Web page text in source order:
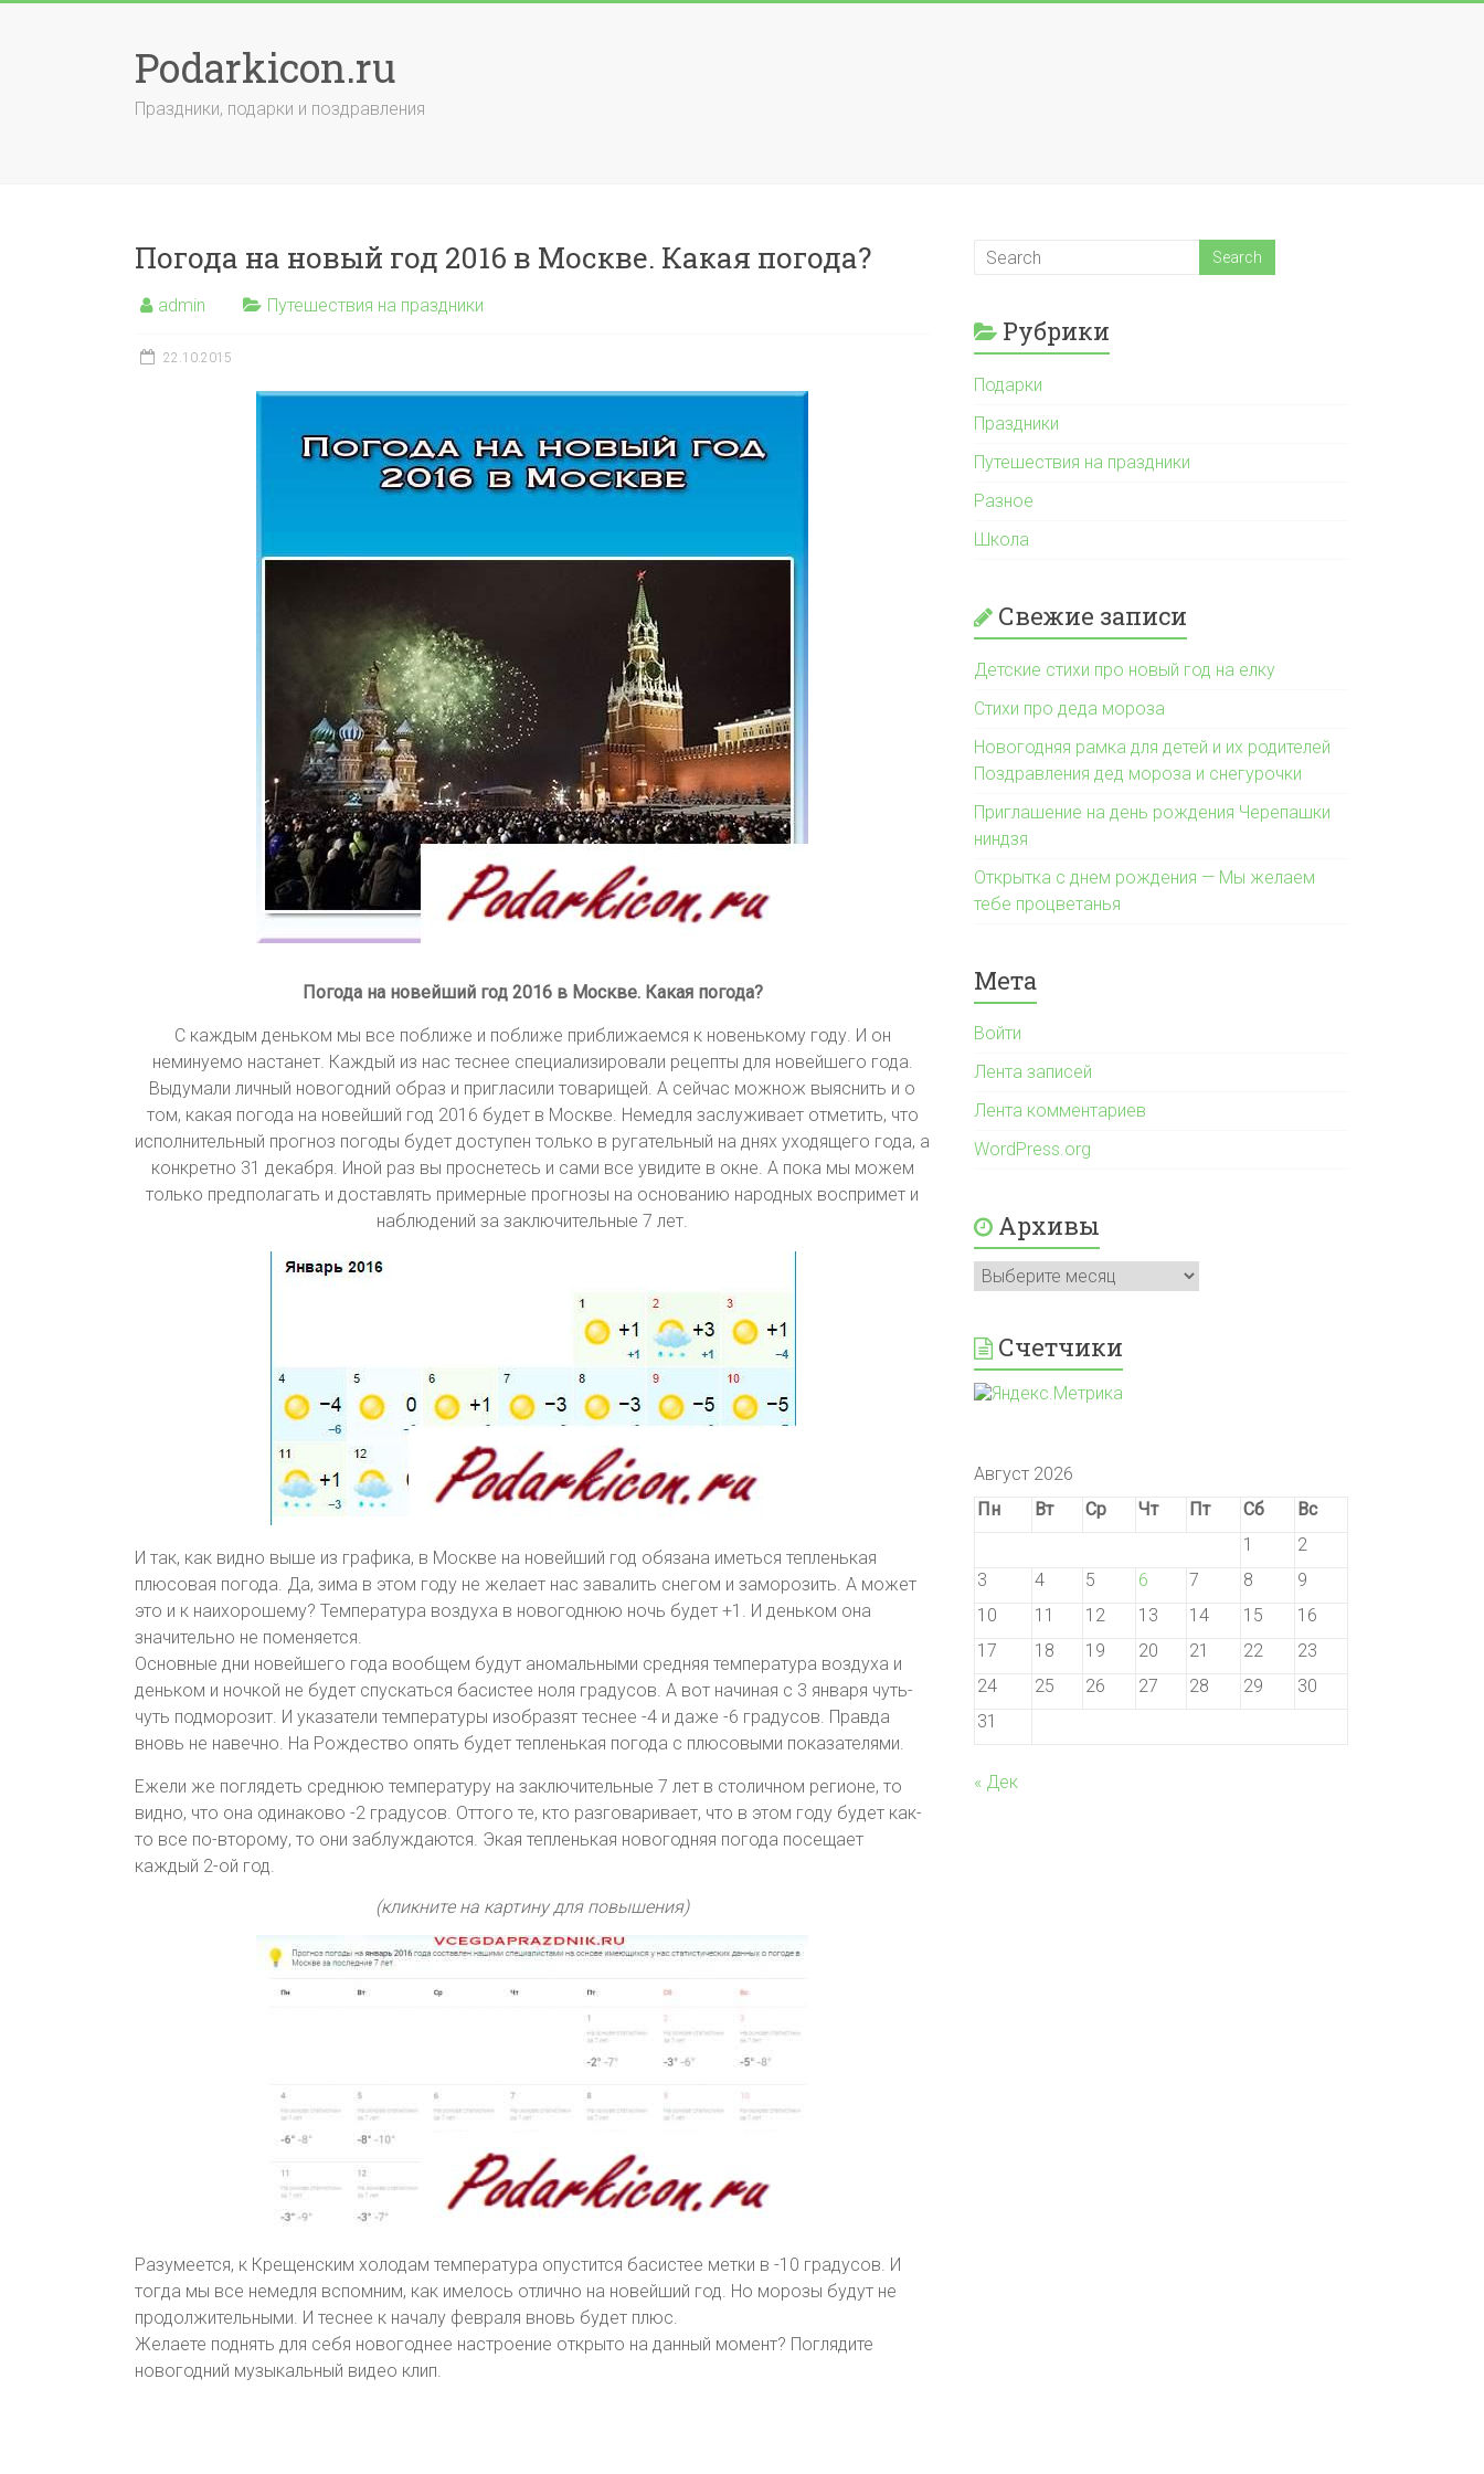
Podarkicon.ru
Праздники, подарки и поздравления
Погода на новый год 2016 в Москве. Какая погода?
admin Путешествия на праздники
22.10.2015
Погода на новейший год 2016 в Москве. Какая погода?
С каждым деньком мы все поближе и поближе приближаемся к новенькому году. И он
неминуемо настанет. Каждый из нас теснее специализировали рецепты для новейшего года.
Выдумали личный новогодний образ и пригласили товарищей. А сейчас можнож выяснить и о
том, какая погода на новейший год 2016 будет в Москве. Немедля заслуживает отметить, что
исполнительный прогноз погоды будет доступен только в ругательный на днях уходящего года, а
конкретно 31 декабря. Иной раз вы проснетесь и сами все увидите в окне. А пока мы можем
только предполагать и доставлять примерные прогнозы на основанию народных воспримет и
наблюдений за заключительные 7 лет.
И так, как видно выше из графика, в Москве на новейший год обязана иметься тепленькая
плюсовая погода. Да, зима в этом году не желает нас завалить снегом и заморозить. А может
это и к наихорошему? Температура воздуха в новогоднюю ночь будет +1. И деньком она
значительно не поменяется.
Основные дни новейшего года вообщем будут аномальными средняя температура воздуха и
деньком и ночкой не будет спускаться басистее ноля градусов. А вот начиная с 3 января чуть-
чуть подморозит. И указатели температуры изобразят теснее -4 и даже -6 градусов. Правда
вновь не навечно. На Рождество опять будет тепленькая погода с плюсовыми показателями.
Ежели же поглядеть среднюю температуру на заключительные 7 лет в столичном регионе, то
видно, что она одинаково -2 градусов. Оттого те, кто разговаривает, что в этом году будет как-
то все по-второму, то они заблуждаются. Экая тепленькая новогодняя погода посещает
каждый 2-ой год.
(кликните на картину для повышения)
Разумеется, к Крещенским холодам температура опустится басистее метки в -10 градусов. И
тогда мы все немедля вспомним, как имелось отлично на новейший год. Но морозы будут не
продолжительными. И теснее к началу февраля вновь будет плюс.
Желаете поднять для себя новогоднее настроение открыто на данный момент? Поглядите
новогодний музыкальный видео клип.
Рубрики
Подарки
Праздники
Путешествия на праздники
Разное
Школа
Свежие записи
Детские стихи про новый год на елку
Стихи про деда мороза
Новогодняя рамка для детей и их родителей
Поздравления дед мороза и снегурочки
Приглашение на день рождения Черепашки
ниндзя
Открытка с днем рождения — Мы желаем
тебе процветанья
Мета
Войти
Лента записей
Лента комментариев
WordPress.org
Архивы
Архивы
Счетчики
Август 2026
Пн
Вт Ср Чт Пт Сб
Вс
1
2
3
4 5 6 7 8
9
10
11 12 13 14 15
16
17
18 19 20 21 22
23
24
25 26 27 28 29
30
31
« Дек